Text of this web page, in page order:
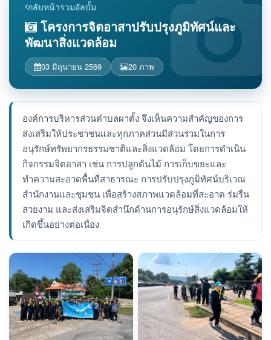
กลับหน้ารวมอัลบั้ม
โครงการจิตอาสาปรับปรุงภูมิทัศน์และ
พัฒนาสิ่งแวดล้อม
03 มิถุนายน 2569 20 ภาพ
องค์การบริหารส่วนตำบลผาตั้ง จึงเห็นความสำคัญของการ
ส่งเสริมให้ประชาชนและทุกภาคส่วนมีส่วนร่วมในการ
อนุรักษ์ทรัพยากรธรรมชาติและสิ่งแวดล้อม โดยการดำเนิน
กิจกรรมจิตอาสา เช่น การปลูกต้นไม้ การเก็บขยะและ
ทำความสะอาดพื้นที่สาธารณะ การปรับปรุงภูมิทัศน์บริเวณ
สำนักงานและชุมชน เพื่อสร้างสภาพแวดล้อมที่สะอาด ร่มรื่น
สวยงาม และส่งเสริมจิตสำนึกด้านการอนุรักษ์สิ่งแวดล้อมให้
เกิดขึ้นอย่างต่อเนื่อง